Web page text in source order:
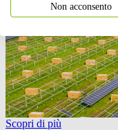
Scopri di più
Non acconsento